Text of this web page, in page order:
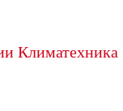
Климатехника